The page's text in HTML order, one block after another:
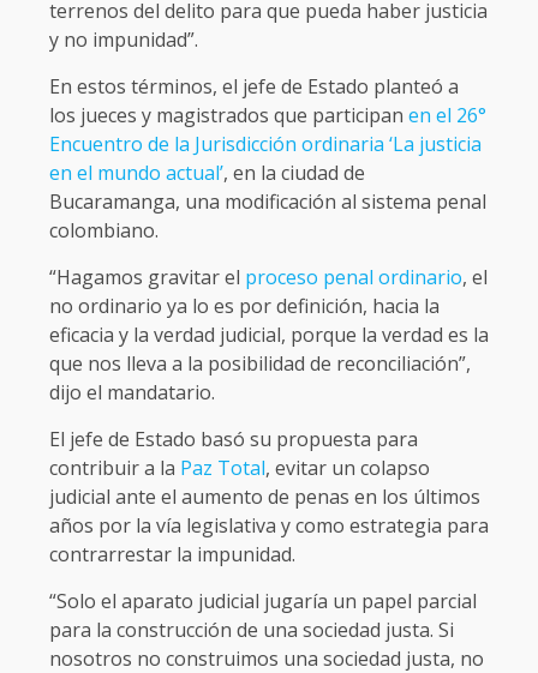
terrenos del delito para que pueda haber justicia
y no impunidad”.
En estos términos, el jefe de Estado planteó a
los jueces y magistrados que participan en el 26°
Encuentro de la Jurisdicción ordinaria ‘La justicia
en el mundo actual’, en la ciudad de
Bucaramanga, una modificación al sistema penal
colombiano.
“Hagamos gravitar el proceso penal ordinario, el
no ordinario ya lo es por definición, hacia la
eficacia y la verdad judicial, porque la verdad es la
que nos lleva a la posibilidad de reconciliación”,
dijo el mandatario.
El jefe de Estado basó su propuesta para
contribuir a la Paz​ Total, evitar un colapso
judicial ante el aumento de penas en los últimos
años por la vía legislativa y como estrategia para
contrarrestar la impunidad.
“Solo el aparato judicial jugaría un papel parcial
para la construcción de una sociedad justa. Si
nosotros no construimos una sociedad justa, no